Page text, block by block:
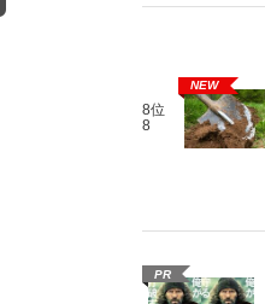
8位
8
NEW
PR